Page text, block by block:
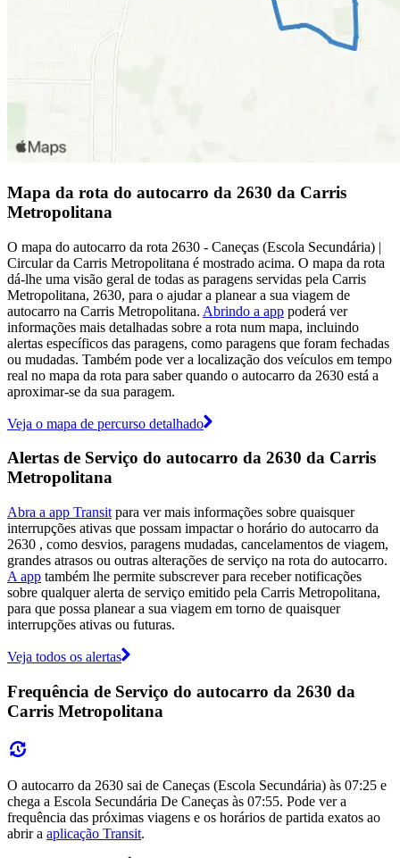
Mapa da rota do autocarro da 2630 da Carris
Metropolitana
O mapa do autocarro da rota 2630 - Caneças (Escola Secundária) |
Circular da Carris Metropolitana é mostrado acima. O mapa da rota
dá-lhe uma visão geral de todas as paragens servidas pela Carris
Metropolitana, 2630, para o ajudar a planear a sua viagem de
autocarro na Carris Metropolitana. Abrindo a app poderá ver
informações mais detalhadas sobre a rota num mapa, incluindo
alertas específicos das paragens, como paragens que foram fechadas
ou mudadas. Também pode ver a localização dos veículos em tempo
real no mapa da rota para saber quando o autocarro da 2630 está a
aproximar-se da sua paragem.
Veja o mapa de percurso detalhado
Alertas de Serviço do autocarro da 2630 da Carris
Metropolitana
Abra a app Transit para ver mais informações sobre quaisquer
interrupções ativas que possam impactar o horário do autocarro da
2630 , como desvios, paragens mudadas, cancelamentos de viagem,
grandes atrasos ou outras alterações de serviço na rota do autocarro.
A app também lhe permite subscrever para receber notificações
sobre qualquer alerta de serviço emitido pela Carris Metropolitana,
para que possa planear a sua viagem em torno de quaisquer
interrupções ativas ou futuras.
Veja todos os alertas
Frequência de Serviço do autocarro da 2630 da
Carris Metropolitana
O autocarro da 2630 sai de Caneças (Escola Secundária) às 07:25 e
chega a Escola Secundária De Caneças às 07:55. Pode ver a
frequência das próximas viagens e os horários de partida exatos ao
abrir a aplicação Transit.